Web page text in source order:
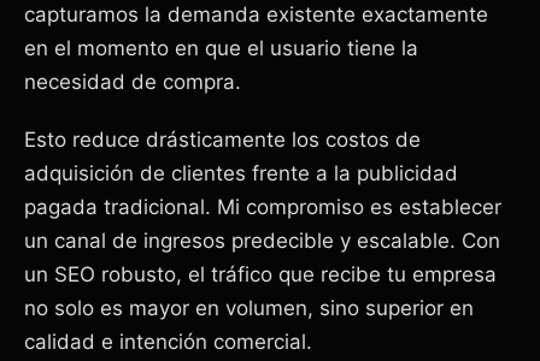
capturamos la demanda existente exactamente
en el momento en que el usuario tiene la
necesidad de compra.
Esto reduce drásticamente los costos de
adquisición de clientes frente a la publicidad
pagada tradicional. Mi compromiso es establecer
un canal de ingresos predecible y escalable. Con
un SEO robusto, el tráfico que recibe tu empresa
no solo es mayor en volumen, sino superior en
calidad e intención comercial.